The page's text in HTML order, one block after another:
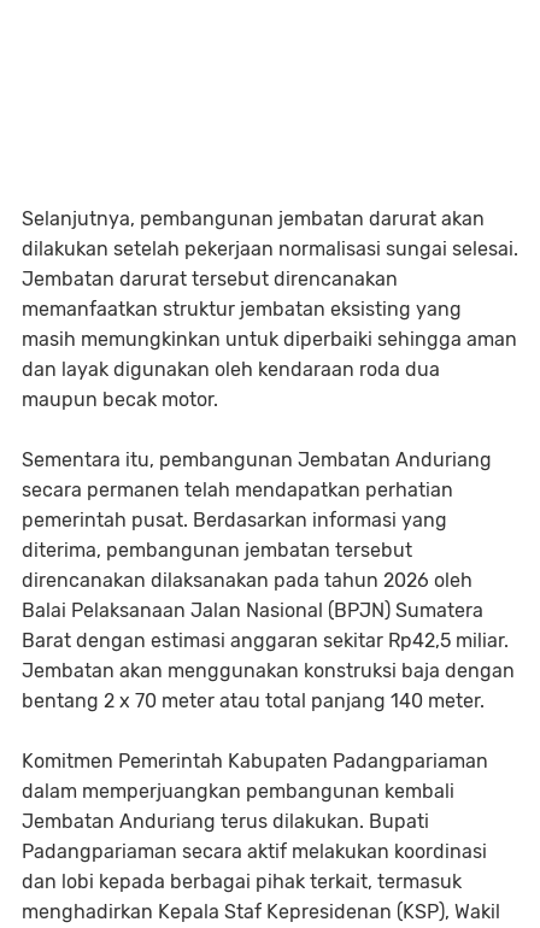
Selanjutnya, pembangunan jembatan darurat akan
dilakukan setelah pekerjaan normalisasi sungai selesai.
Jembatan darurat tersebut direncanakan
memanfaatkan struktur jembatan eksisting yang
masih memungkinkan untuk diperbaiki sehingga aman
dan layak digunakan oleh kendaraan roda dua
maupun becak motor.
Sementara itu, pembangunan Jembatan Anduriang
secara permanen telah mendapatkan perhatian
pemerintah pusat. Berdasarkan informasi yang
diterima, pembangunan jembatan tersebut
direncanakan dilaksanakan pada tahun 2026 oleh
Balai Pelaksanaan Jalan Nasional (BPJN) Sumatera
Barat dengan estimasi anggaran sekitar Rp42,5 miliar.
Jembatan akan menggunakan konstruksi baja dengan
bentang 2 x 70 meter atau total panjang 140 meter.
Komitmen Pemerintah Kabupaten Padangpariaman
dalam memperjuangkan pembangunan kembali
Jembatan Anduriang terus dilakukan. Bupati
Padangpariaman secara aktif melakukan koordinasi
dan lobi kepada berbagai pihak terkait, termasuk
menghadirkan Kepala Staf Kepresidenan (KSP), Wakil